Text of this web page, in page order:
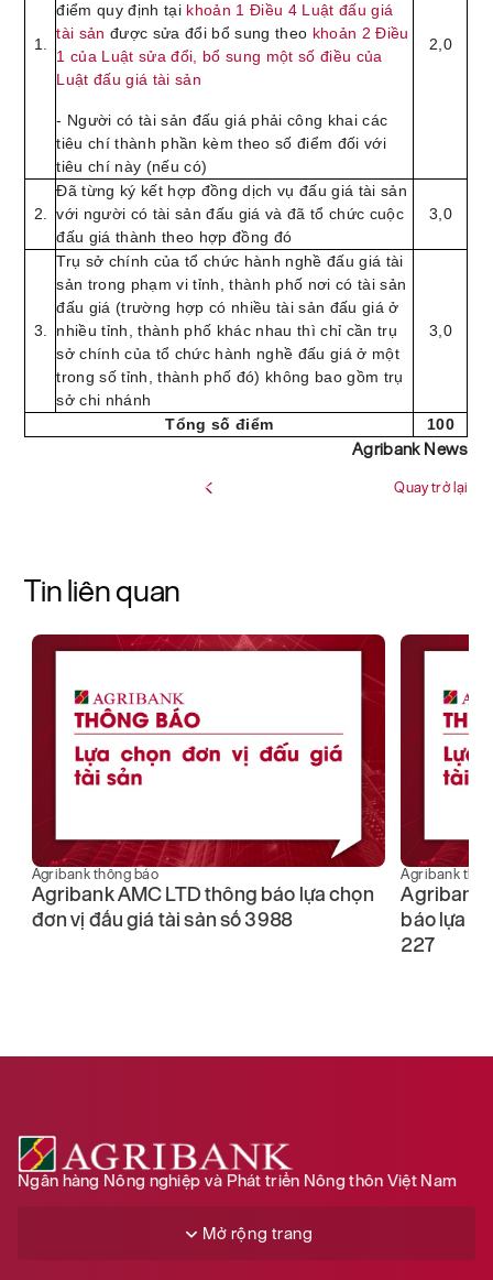
1.
điểm quy định tại khoản 1 Điều 4 Luật đấu giá
tài sản được sửa đổi bổ sung theo khoản 2 Điều
1 của Luật sửa đổi, bổ sung một số điều của
Luật đấu giá tài sản
- Người có tài sản đấu giá phải công khai các
tiêu chí thành phần kèm theo số điểm đối với
tiêu chí này (nếu có)
2,0
2.
Đã từng ký kết hợp đồng dịch vụ đấu giá tài sản
với người có tài sản đấu giá và đã tổ chức cuộc
đấu giá thành theo hợp đồng đó
3,0
3.
Trụ sở chính của tổ chức hành nghề đấu giá tài
sản trong phạm vi tỉnh, thành phố nơi có tài sản
đấu giá (trường hợp có nhiều tài sản đấu giá ở
nhiều tỉnh, thành phố khác nhau thì chỉ cần trụ
sở chính của tổ chức hành nghề đấu giá ở một
trong số tỉnh, thành phố đó) không bao gồm trụ
sở chi nhánh
3,0
Tổng số điểm 100
Agribank News
Quay trở lại
Tin liên quan
Agribank thông báo
Agribank AMC LTD thông báo lựa chọn
đơn vị đấu giá tài sản số 3988
Agribank
Agribank
báo lựa
227
Ngân hàng Nông nghiệp và Phát triển Nông thôn Việt Nam
Mở rộng trang